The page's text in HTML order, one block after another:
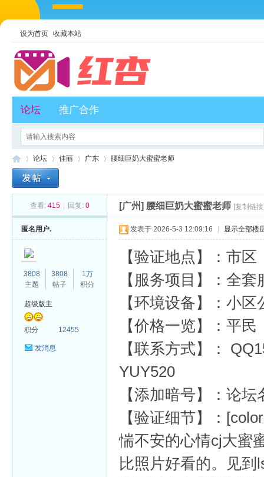
设为首页 收藏本站
论坛 推广合作
论坛
›
佳丽
›
广东 腰细巨奶大蜜蜜老师
查看: 415 回复: 0 [广州] 腰细巨奶大蜜蜜老师 [复制链
匿名用户.
3808
主题
3808
帖子
1万
积分
超级版主
积分 12455
发消息
发表于 2026-5-3 12:09:16 显示全部楼
【验证地点】：市区
【服务项目】：全
【环境设备】：小
【价格一览】：平民
【联系方式】：
YUY520
【添加暗号】：论坛
【验证细节】：
惴不安的心情cj大蜜
比照片好看的。见